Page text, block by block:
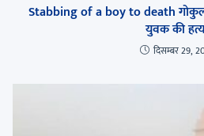
Stabbing of a boy to death
युवक की
दिसम्बर 29,